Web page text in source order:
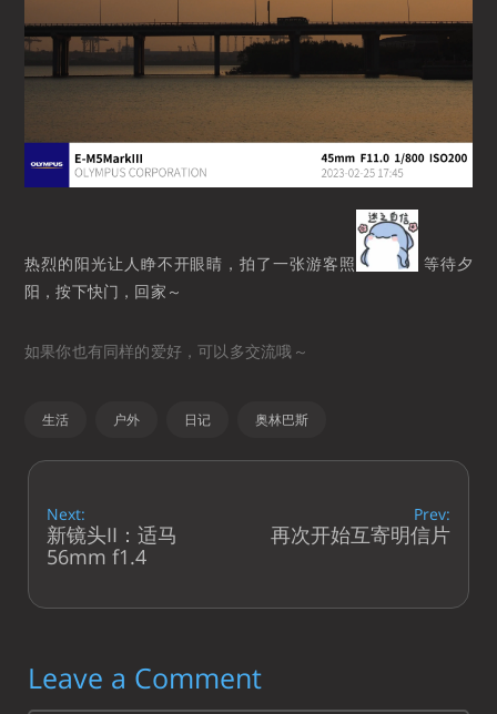
热烈的阳光让人睁不开眼睛，拍了一张游客照
等待夕
阳，按下快门，回家～
如果你也有同样的爱好，可以多交流哦～
生活 户外 日记 奥林巴斯
Next:
新镜头II：适马
56mm f1.4
Prev:
再次开始互寄明信片
Leave a Comment